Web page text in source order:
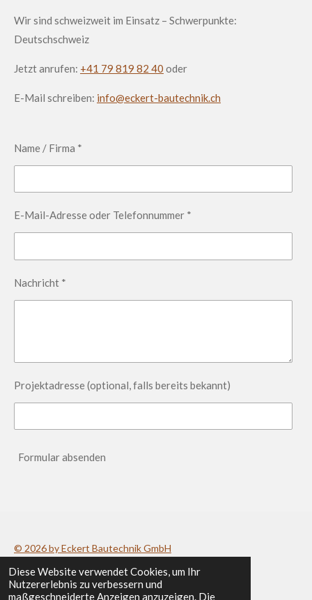
Diese Website verwendet Cookies, um Ihr
Nutzererlebnis zu verbessern und
maßgeschneiderte Anzeigen anzuzeigen. Die
Wir sind schweizweit im Einsatz – Schwerpunkte:
Deutschschweiz
Jetzt anrufen: +41 79 819 82 40 oder
E-Mail schreiben: info@eckert-bautechnik.ch
Name / Firma *
E-Mail-Adresse oder Telefonnummer *
Nachricht *
Projektadresse (optional, falls bereits bekannt)
Formular absenden
© 2026 by Eckert Bautechnik GmbH
Datenschutzerklärung